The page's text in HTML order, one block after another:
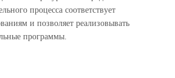
процесса соответствует
и позволяет реализовывать
программы.